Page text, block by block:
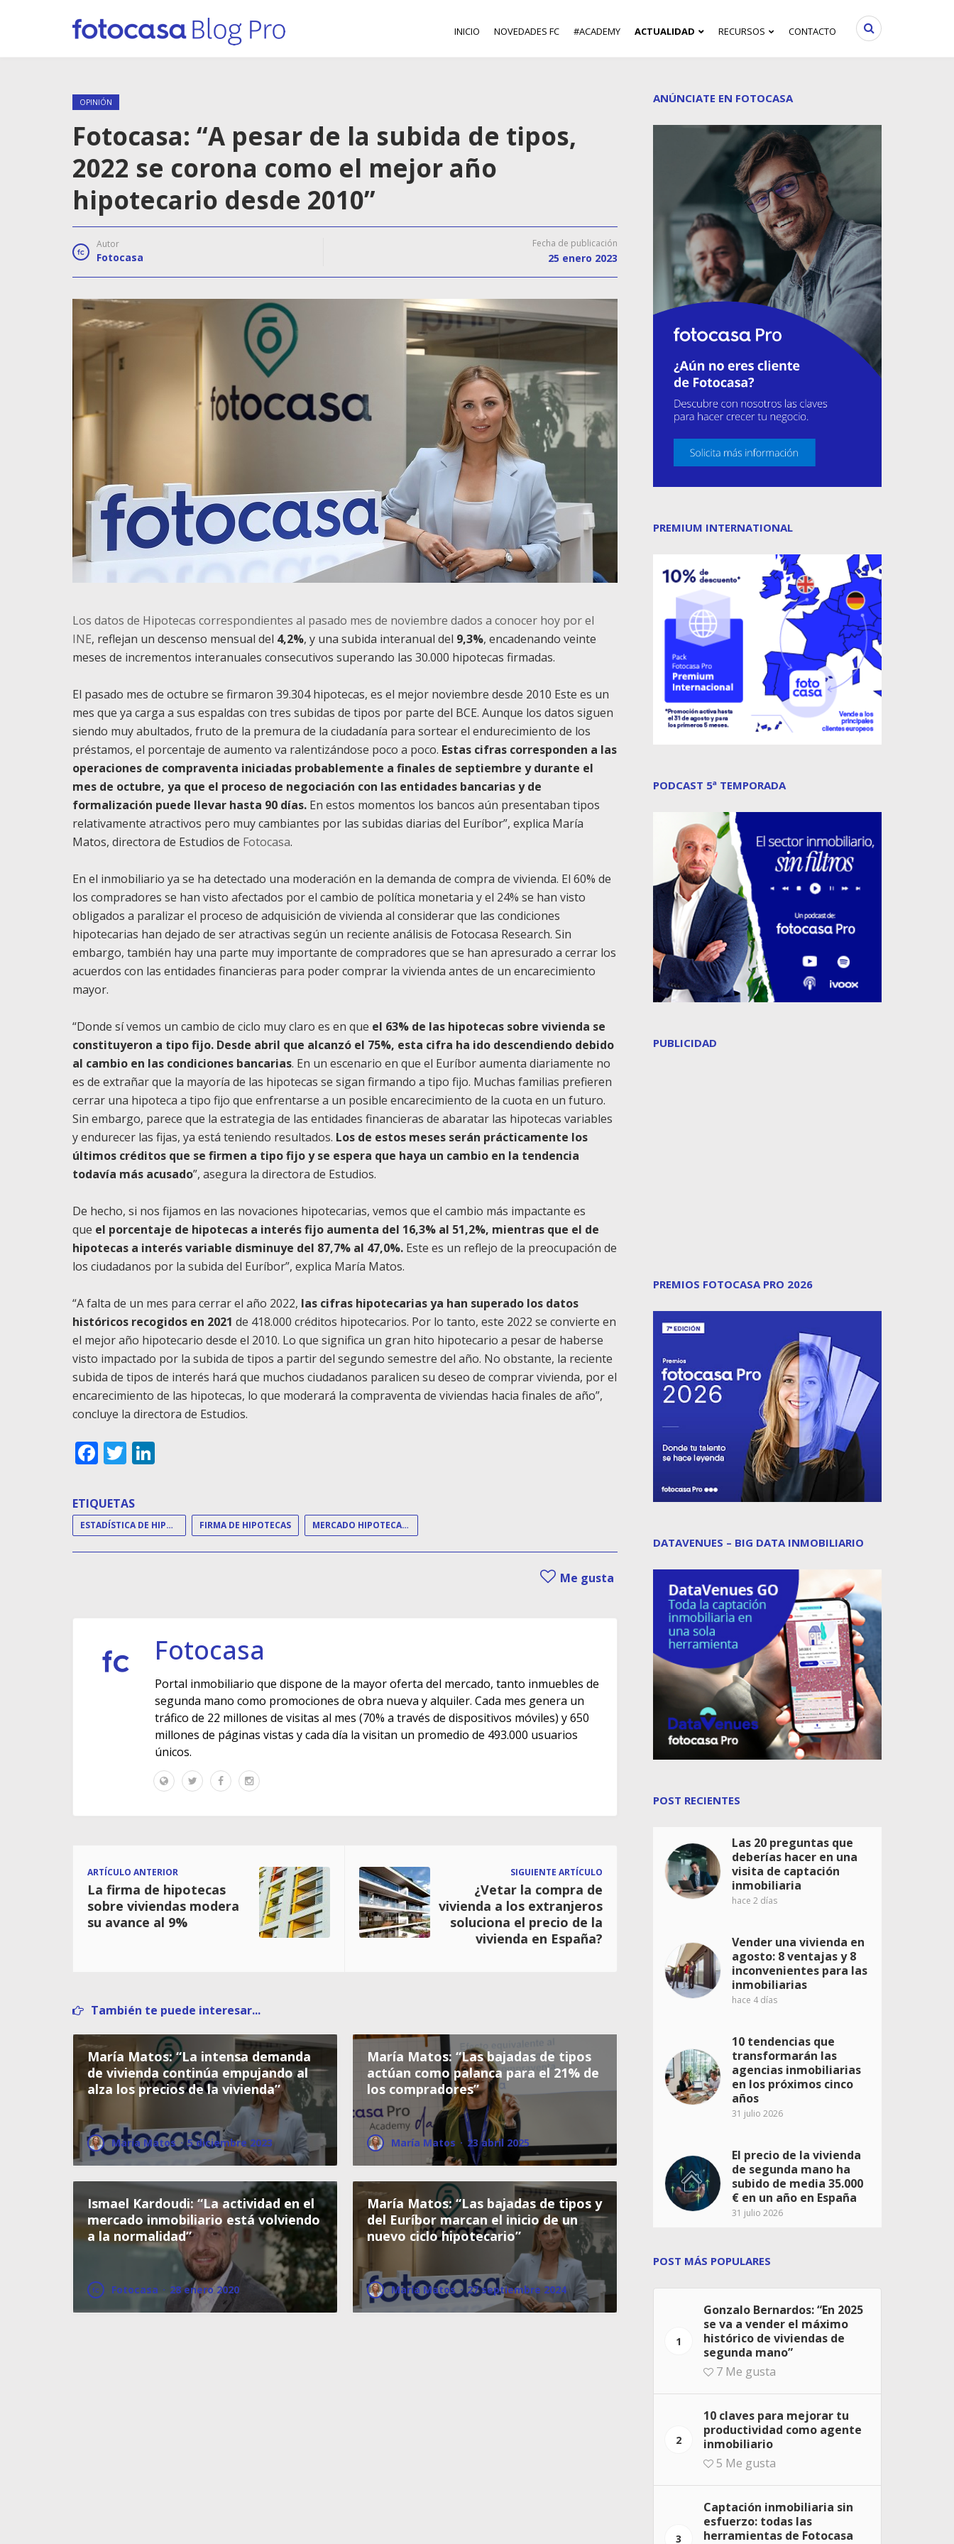
INICIO NOVEDADES FC #ACADEMY ACTUALIDAD RECURSOS CONTACTO
OPINIÓN
Fotocasa: “A pesar de la subida de tipos,
2022 se corona como el mejor año
hipotecario desde 2010”
Autor
Fotocasa
Fecha de publicación
25 enero 2023
Los datos de Hipotecas correspondientes al pasado mes de noviembre dados a conocer hoy por el
INE, reflejan un descenso mensual del 4,2%, y una subida interanual del 9,3%, encadenando veinte
meses de incrementos interanuales consecutivos superando las 30.000 hipotecas firmadas.
El pasado mes de octubre se firmaron 39.304 hipotecas, es el mejor noviembre desde 2010 Este es un
mes que ya carga a sus espaldas con tres subidas de tipos por parte del BCE. Aunque los datos siguen
siendo muy abultados, fruto de la premura de la ciudadanía para sortear el endurecimiento de los
préstamos, el porcentaje de aumento va ralentizándose poco a poco. Estas cifras corresponden a las
operaciones de compraventa iniciadas probablemente a finales de septiembre y durante el
mes de octubre, ya que el proceso de negociación con las entidades bancarias y de
formalización puede llevar hasta 90 días. En estos momentos los bancos aún presentaban tipos
relativamente atractivos pero muy cambiantes por las subidas diarias del Euríbor”, explica María
Matos, directora de Estudios de Fotocasa.
En el inmobiliario ya se ha detectado una moderación en la demanda de compra de vivienda. El 60% de
los compradores se han visto afectados por el cambio de política monetaria y el 24% se han visto
obligados a paralizar el proceso de adquisición de vivienda al considerar que las condiciones
hipotecarias han dejado de ser atractivas según un reciente análisis de Fotocasa Research. Sin
embargo, también hay una parte muy importante de compradores que se han apresurado a cerrar los
acuerdos con las entidades financieras para poder comprar la vivienda antes de un encarecimiento
mayor.
“Donde sí vemos un cambio de ciclo muy claro es en que el 63% de las hipotecas sobre vivienda se
constituyeron a tipo fijo. Desde abril que alcanzó el 75%, esta cifra ha ido descendiendo debido
al cambio en las condiciones bancarias. En un escenario en que el Euríbor aumenta diariamente no
es de extrañar que la mayoría de las hipotecas se sigan firmando a tipo fijo. Muchas familias prefieren
cerrar una hipoteca a tipo fijo que enfrentarse a un posible encarecimiento de la cuota en un futuro.
Sin embargo, parece que la estrategia de las entidades financieras de abaratar las hipotecas variables
y endurecer las fijas, ya está teniendo resultados. Los de estos meses serán prácticamente los
últimos créditos que se firmen a tipo fijo y se espera que haya un cambio en la tendencia
todavía más acusado”, asegura la directora de Estudios.
De hecho, si nos fijamos en las novaciones hipotecarias, vemos que el cambio más impactante es
que el porcentaje de hipotecas a interés fijo aumenta del 16,3% al 51,2%, mientras que el de
hipotecas a interés variable disminuye del 87,7% al 47,0%. Este es un reflejo de la preocupación de
los ciudadanos por la subida del Euríbor”, explica María Matos.
“A falta de un mes para cerrar el año 2022, las cifras hipotecarias ya han superado los datos
históricos recogidos en 2021 de 418.000 créditos hipotecarios. Por lo tanto, este 2022 se convierte en
el mejor año hipotecario desde el 2010. Lo que significa un gran hito hipotecario a pesar de haberse
visto impactado por la subida de tipos a partir del segundo semestre del año. No obstante, la reciente
subida de tipos de interés hará que muchos ciudadanos paralicen su deseo de comprar vivienda, por el
encarecimiento de las hipotecas, lo que moderará la compraventa de viviendas hacia finales de año”,
concluye la directora de Estudios.
Facebook
Twitter
ETIQUETAS
ESTADÍSTICA DE HIPOTECAS FIRMA DE HIPOTECAS MERCADO HIPOTECARIO
Me gusta
Fotocasa
Portal inmobiliario que dispone de la mayor oferta del mercado, tanto inmuebles de
segunda mano como promociones de obra nueva y alquiler. Cada mes genera un
tráfico de 22 millones de visitas al mes (70% a través de dispositivos móviles) y 650
millones de páginas vistas y cada día la visitan un promedio de 493.000 usuarios
únicos.
ARTÍCULO ANTERIOR
La firma de hipotecas
sobre viviendas modera
su avance al 9%
SIGUIENTE ARTÍCULO
¿Vetar la compra de
vivienda a los extranjeros
soluciona el precio de la
vivienda en España?
También te puede interesar...
María Matos: “La intensa demanda
de vivienda continúa empujando al
alza los precios de la vivienda”
María Matos · 5 diciembre 2023
María Matos: “Las bajadas de tipos
actúan como palanca para el 21% de
los compradores”
María Matos · 23 abril 2025
Ismael Kardoudi: “La actividad en el
mercado inmobiliario está volviendo
a la normalidad”
Fotocasa · 28 enero 2020
María Matos: “Las bajadas de tipos y
del Euríbor marcan el inicio de un
nuevo ciclo hipotecario”
María Matos · 27 septiembre 2024
ANÚNCIATE EN FOTOCASA
PREMIUM INTERNATIONAL
PODCAST 5ª TEMPORADA
PUBLICIDAD
PREMIOS FOTOCASA PRO 2026
DATAVENUES – BIG DATA INMOBILIARIO
POST RECIENTES
Las 20 preguntas que
deberías hacer en una
visita de captación
inmobiliaria
hace 2 días
Vender una vivienda en
agosto: 8 ventajas y 8
inconvenientes para las
inmobiliarias
hace 4 días
10 tendencias que
transformarán las
agencias inmobiliarias
en los próximos cinco
años
31 julio 2026
El precio de la vivienda
de segunda mano ha
subido de media 35.000
€ en un año en España
31 julio 2026
POST MÁS POPULARES
1
Gonzalo Bernardos: “En 2025
se va a vender el máximo
histórico de viviendas de
segunda mano”
7 Me gusta
2
10 claves para mejorar tu
productividad como agente
inmobiliario
5 Me gusta
3
Captación inmobiliaria sin
esfuerzo: todas las
herramientas de Fotocasa